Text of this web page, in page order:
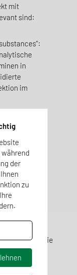
mit
sind:
in
im
2.2.29
die
frei von
Rahmen für die
der
zu